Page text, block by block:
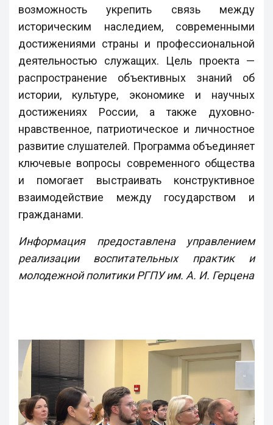
возможность укрепить связь между
историческим наследием, современными
достижениями страны и профессиональной
деятельностью служащих. Цель проекта —
распространение объективных знаний об
истории, культуре, экономике и научных
достижениях России, а также духовно-
нравственное, патриотическое и личностное
развитие слушателей. Программа объединяет
ключевые вопросы современного общества
и помогает выстраивать конструктивное
взаимодействие между государством и
гражданами.
Информация предоставлена управлением
реализации воспитательных практик и
молодежной политики РГПУ им. А. И. Герцена